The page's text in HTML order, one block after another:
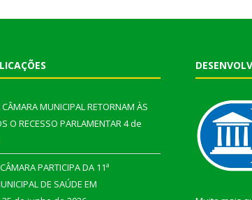
MUNICIPAL RETORNAM ÀS
O RECESSO PARLAMENTAR4 de
PARTICIPA DA 11ª
DE SAÚDE EM